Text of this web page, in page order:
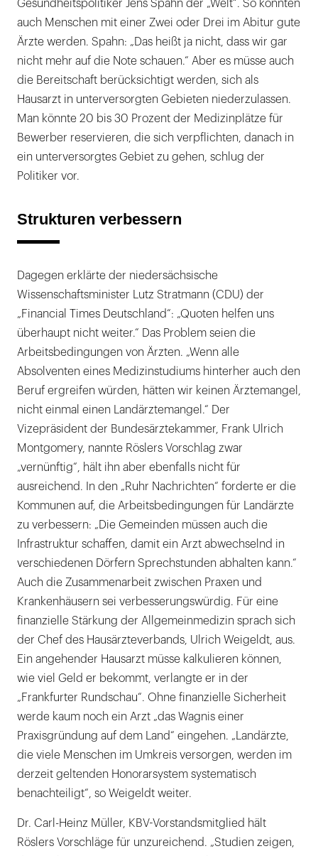
Gesundheitspolitiker Jens Spahn der „Welt“. So könnten
auch Menschen mit einer Zwei oder Drei im Abitur gute
Ärzte werden. Spahn: „Das heißt ja nicht, dass wir gar
nicht mehr auf die Note schauen.“ Aber es müsse auch
die Bereitschaft berücksichtigt werden, sich als
Hausarzt in unterversorgten Gebieten niederzulassen.
Man könnte 20 bis 30 Prozent der Medizinplätze für
Bewerber reservieren, die sich verpflichten, danach in
ein unterversorgtes Gebiet zu gehen, schlug der
Politiker vor.
Strukturen verbessern
Dagegen erklärte der niedersächsische
Wissenschaftsminister Lutz Stratmann (CDU) der
„Financial Times Deutschland“: „Quoten helfen uns
überhaupt nicht weiter.“ Das Problem seien die
Arbeitsbedingungen von Ärzten. „Wenn alle
Absolventen eines Medizinstudiums hinterher auch den
Beruf ergreifen würden, hätten wir keinen Ärztemangel,
nicht einmal einen Landärztemangel.“ Der
Vizepräsident der Bundesärztekammer, Frank Ulrich
Montgomery, nannte Röslers Vorschlag zwar
„vernünftig“, hält ihn aber ebenfalls nicht für
ausreichend. In den „Ruhr Nachrichten“ forderte er die
Kommunen auf, die Arbeitsbedingungen für Landärzte
zu verbessern: „Die Gemeinden müssen auch die
Infrastruktur schaffen, damit ein Arzt abwechselnd in
verschiedenen Dörfern Sprechstunden abhalten kann.“
Auch die Zusammenarbeit zwischen Praxen und
Krankenhäusern sei verbesserungswürdig. Für eine
finanzielle Stärkung der Allgemeinmedizin sprach sich
der Chef des Hausärzteverbands, Ulrich Weigeldt, aus.
Ein angehender Hausarzt müsse kalkulieren können,
wie viel Geld er bekommt, verlangte er in der
„Frankfurter Rundschau“. Ohne finanzielle Sicherheit
werde kaum noch ein Arzt „das Wagnis einer
Praxisgründung auf dem Land“ eingehen. „Landärzte,
die viele Menschen im Umkreis versorgen, werden im
derzeit geltenden Honorarsystem systematisch
benachteiligt“, so Weigeldt weiter.
Dr. Carl-Heinz Müller, KBV-Vorstandsmitglied hält
Röslers Vorschläge für unzureichend. „Studien zeigen,